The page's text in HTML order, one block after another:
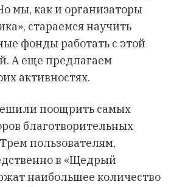
мы, как и организаторы
стараемся научить
фонды работать с этой
А еще предлагаем
активностях.
поощрить самых
благотворительных
пользователям,
в «Щедрый
наибольшее количество